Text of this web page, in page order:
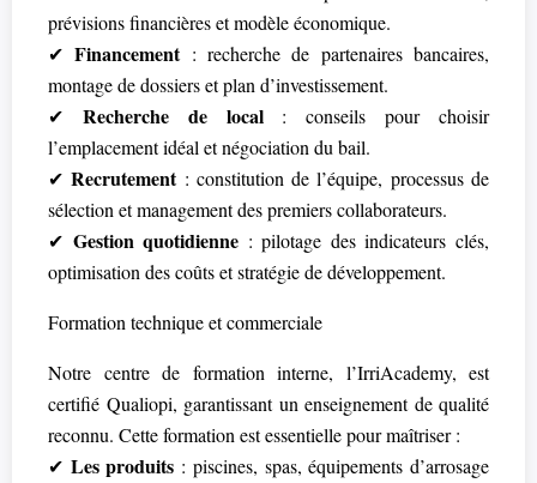
prévisions financières et modèle économique.
✔Financement: recherche de partenaires bancaires,
montage de dossiers et plan d’investissement.
✔ Recherche de local: conseils pour choisir
l’emplacement idéal et négociation du bail.
✔Recrutement: constitution de l’équipe, processus de
sélection et management des premiers collaborateurs.
✔ Gestion quotidienne : pilotage des indicateurs clés,
optimisation des coûts et stratégie de développement.
Formation technique et commerciale
Notre centre de formation interne, l’IrriAcademy, est
certifié Qualiopi, garantissant un enseignement de qualité
reconnu. Cette formation est essentielle pour maîtriser :
✔ Les produits : piscines, spas, équipements d’arrosage